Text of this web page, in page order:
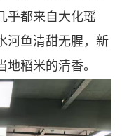
乎都来自大化瑶
河鱼清甜无腥，新
稻米的清香。